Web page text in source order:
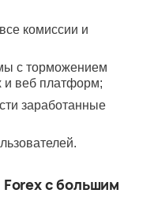
комиссии и
с торможением
и веб платформ;
заработанные
Forex с большим